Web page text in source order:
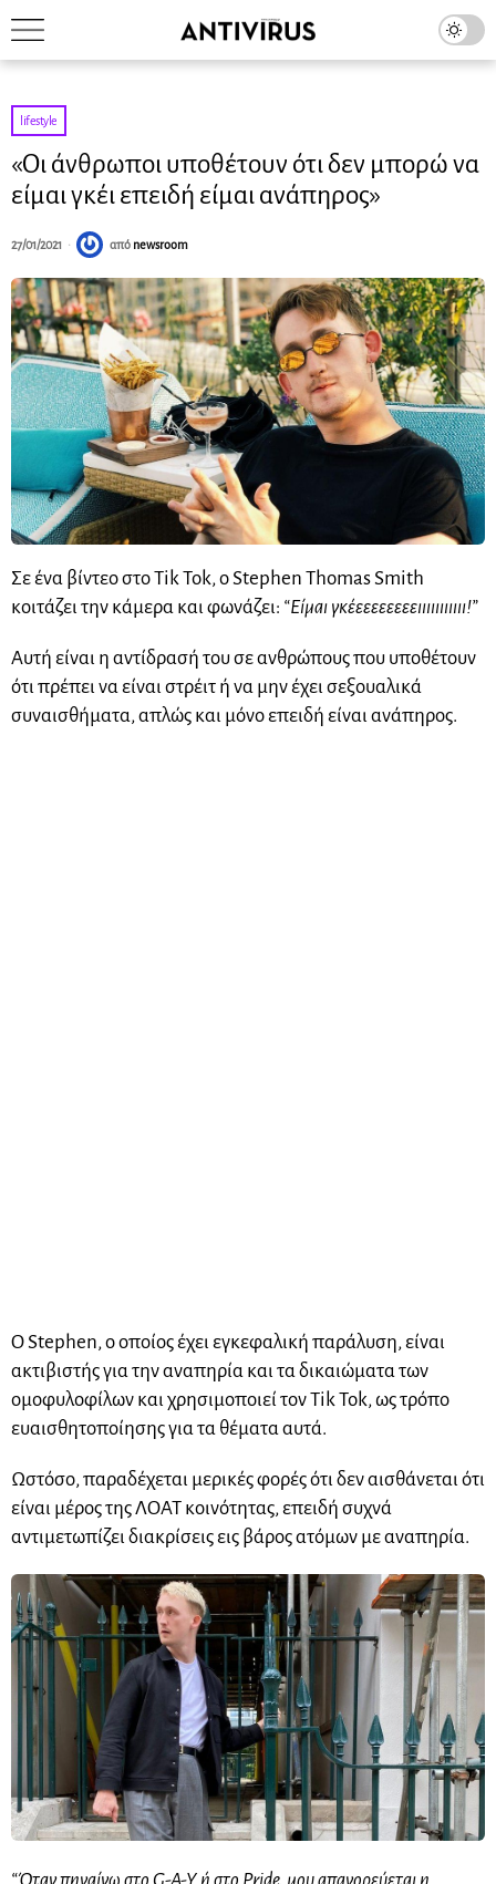
lifestyle
«Οι άνθρωποι υποθέτουν ότι δεν μπορώ να
είμαι γκέι επειδή είμαι ανάπηρος»
27/01/2021 από newsroom
Σε ένα βίντεο στο Tik Tok, ο Stephen Thomas Smith
κοιτάζει την κάμερα και φωνάζει: “Είμαι γκέεεεεεεεειιιιιιιιιιι!”
Αυτή είναι η αντίδρασή του σε ανθρώπους που υποθέτουν
ότι πρέπει να είναι στρέιτ ή να μην έχει σεξουαλικά
συναισθήματα, απλώς και μόνο επειδή είναι ανάπηρος.
Ο Stephen, ο οποίος έχει εγκεφαλική παράλυση, είναι
ακτιβιστής για την αναπηρία και τα δικαιώματα των
ομοφυλοφίλων και χρησιμοποιεί τον Tik Tok, ως τρόπο
ευαισθητοποίησης για τα θέματα αυτά.
Ωστόσο, παραδέχεται μερικές φορές ότι δεν αισθάνεται ότι
είναι μέρος της ΛΟΑΤ κοινότητας, επειδή συχνά
αντιμετωπίζει διακρίσεις εις βάρος ατόμων με αναπηρία.